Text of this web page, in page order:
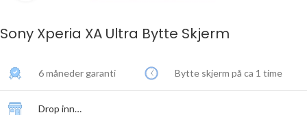
Sony Xperia XA Ultra Bytte Skjerm
6 måneder garanti Bytte skjerm på ca 1 time
Drop inn…